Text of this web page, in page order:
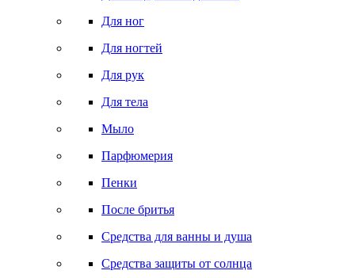
Для ног
Для ногтей
Для рук
Для тела
Мыло
Парфюмерия
Пенки
После бритья
Средства для ванны и душа
Средства защиты от солнца